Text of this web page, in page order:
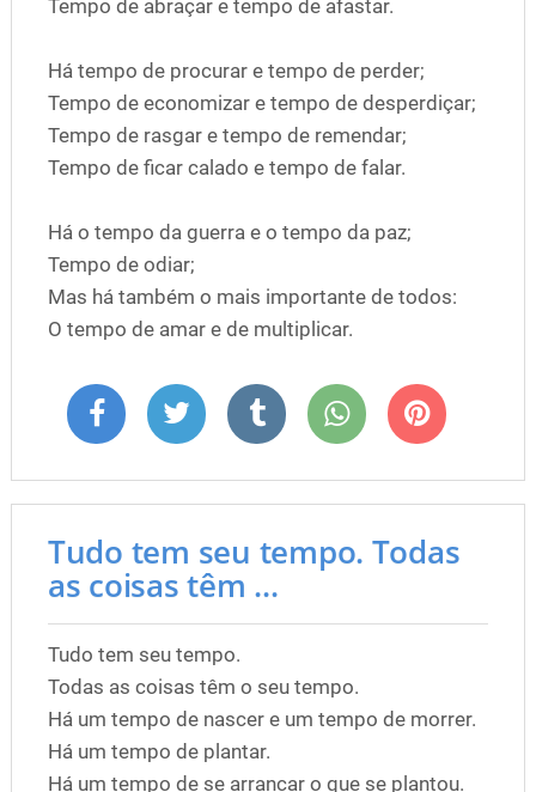
Tempo de abraçar e tempo de afastar.
Há tempo de procurar e tempo de perder;
Tempo de economizar e tempo de desperdiçar;
Tempo de rasgar e tempo de remendar;
Tempo de ficar calado e tempo de falar.
Há o tempo da guerra e o tempo da paz;
Tempo de odiar;
Mas há também o mais importante de todos:
O tempo de amar e de multiplicar.
Tudo tem seu tempo. Todas
as coisas têm ...
Tudo tem seu tempo.
Todas as coisas têm o seu tempo.
Há um tempo de nascer e um tempo de morrer.
Há um tempo de plantar.
Há um tempo de se arrancar o que se plantou.